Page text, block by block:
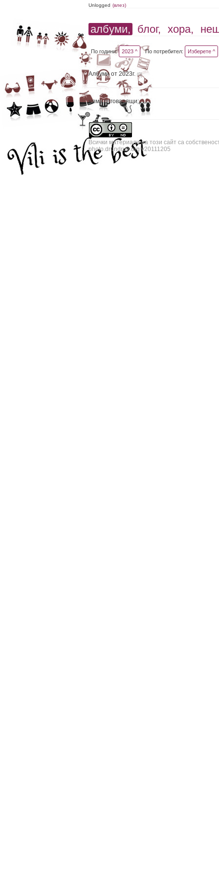
Unlogged (влез)
албуми, блог, хора,
По години: 2023 ^ По потребител: Изберете ^
Албуми от 2023г. (0)
няма отговарящи;
Всички материали на този сайт са
photo.drundrun.org v20111205